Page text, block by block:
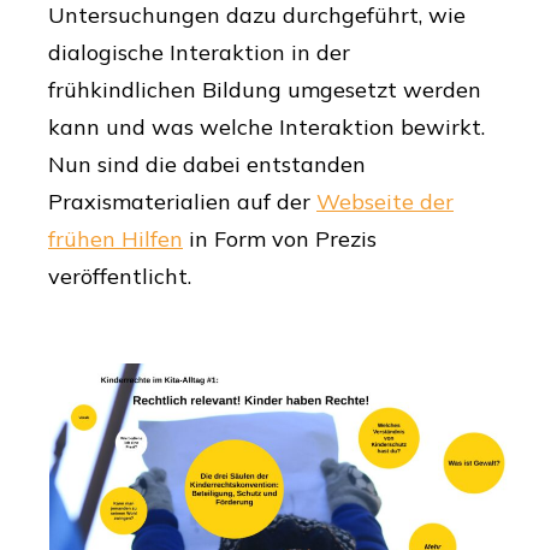
Untersuchungen dazu durchgeführt, wie
dialogische Interaktion in der
frühkindlichen Bildung umgesetzt werden
kann und was welche Interaktion bewirkt.
Nun sind die dabei entstanden
Praxismaterialien auf der Webseite der
frühen Hilfen in Form von Prezis
veröffentlicht.